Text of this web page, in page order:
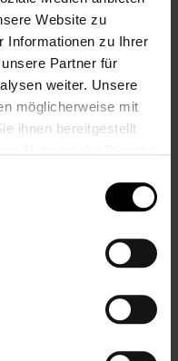
Website zu
Informationen zu Ihrer
Partner für
weiter. Unsere
möglicherweise mit
ihnen bereitgestellt
GOTS Baby
Esel Emmi rosa, Gr.